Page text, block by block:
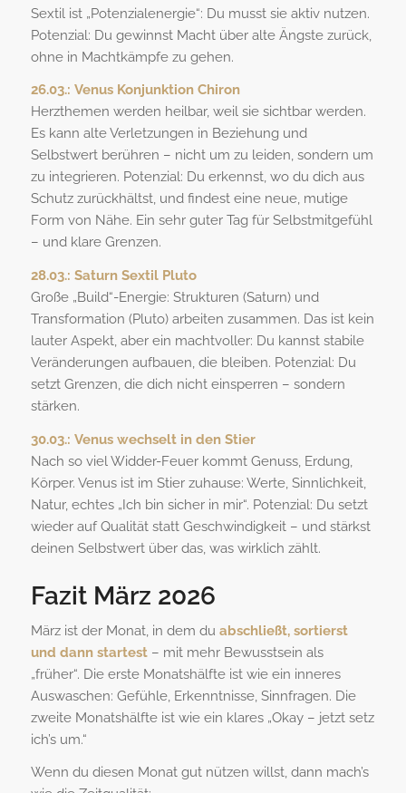
Sextil ist „Potenzialenergie“: Du musst sie aktiv nutzen.
Potenzial: Du gewinnst Macht über alte Ängste zurück,
ohne in Machtkämpfe zu gehen.
26.03.: Venus Konjunktion Chiron
Herzthemen werden heilbar, weil sie sichtbar werden.
Es kann alte Verletzungen in Beziehung und
Selbstwert berühren – nicht um zu leiden, sondern um
zu integrieren. Potenzial: Du erkennst, wo du dich aus
Schutz zurückhältst, und findest eine neue, mutige
Form von Nähe. Ein sehr guter Tag für Selbstmitgefühl
– und klare Grenzen.
28.03.: Saturn Sextil Pluto
Große „Build“-Energie: Strukturen (Saturn) und
Transformation (Pluto) arbeiten zusammen. Das ist kein
lauter Aspekt, aber ein machtvoller: Du kannst stabile
Veränderungen aufbauen, die bleiben. Potenzial: Du
setzt Grenzen, die dich nicht einsperren – sondern
stärken.
30.03.: Venus wechselt in den Stier
Nach so viel Widder-Feuer kommt Genuss, Erdung,
Körper. Venus ist im Stier zuhause: Werte, Sinnlichkeit,
Natur, echtes „Ich bin sicher in mir“. Potenzial: Du setzt
wieder auf Qualität statt Geschwindigkeit – und stärkst
deinen Selbstwert über das, was wirklich zählt.
Fazit März 2026
März ist der Monat, in dem du abschließt, sortierst
und dann startest– mit mehr Bewusstsein als
„früher“. Die erste Monatshälfte ist wie ein inneres
Auswaschen: Gefühle, Erkenntnisse, Sinnfragen. Die
zweite Monatshälfte ist wie ein klares „Okay – jetzt setz
ich’s um.“
Wenn du diesen Monat gut nützen willst, dann mach’s